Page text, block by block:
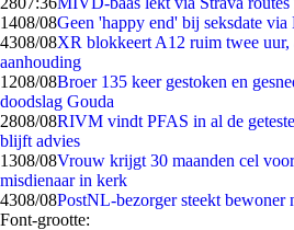
1408/08Geen 'happy end' bij seksdate
4308/08XR blokkeert A12 ruim twee uur,
aanhouding
1208/08Broer 135 keer gestoken en
doodslag Gouda
2808/08RIVM vindt PFAS in al de
blijft advies
1308/08Vrouw krijgt 30 maanden cel
misdienaar in kerk
4308/08PostNL-bezorger steekt bewoner
Font-grootte: